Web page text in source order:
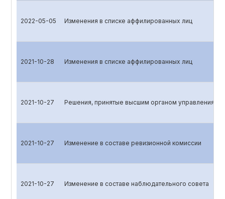
2022-05-05 Изменения в списке аффилированных лиц
2021-10-28 Изменения в списке аффилированных лиц
2021-10-27 Решения, принятые высшим органом управления
2021-10-27 Изменение в составе ревизионной комиссии
2021-10-27 Изменение в составе наблюдательного совета